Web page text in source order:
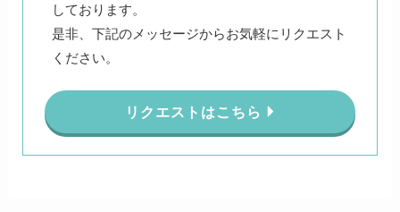
しております。
是非、下記のメッセージからお気軽にリクエスト
ください。
リクエストはこちら